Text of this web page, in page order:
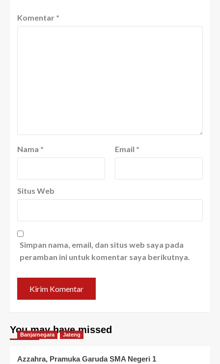
Komentar *
Nama * Email *
Situs Web
Simpan nama, email, dan situs web saya pada
peramban ini untuk komentar saya berikutnya.
You may have missed
Banjarnegara Jateng
Azzahra, Pramuka Garuda SMA Negeri 1